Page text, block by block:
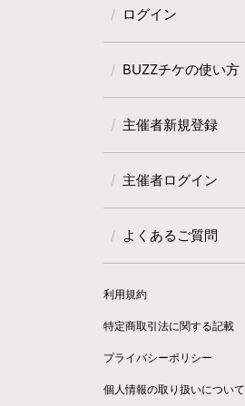
ログイン
BUZZチケの使い方
主催者新規登録
主催者ログイン
よくあるご質問
利用規約
特定商取引法に関する記載
プライバシーポリシー
個人情報の取り扱いについて